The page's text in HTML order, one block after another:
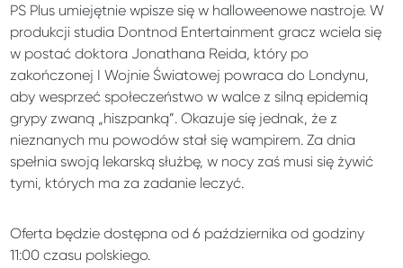
PS Plus umiejętnie wpisze się w halloweenowe nastroje. W
produkcji studia Dontnod Entertainment gracz wciela się
w postać doktora Jonathana Reida, który po
zakończonej I Wojnie Światowej powraca do Londynu,
aby wesprzeć społeczeństwo w walce z silną epidemią
grypy zwaną „hiszpanką”. Okazuje się jednak, że z
nieznanych mu powodów stał się wampirem. Za dnia
spełnia swoją lekarską służbę, w nocy zaś musi się żywić
tymi, których ma za zadanie leczyć.
Oferta będzie dostępna od 6 października od godziny
11:00 czasu polskiego.